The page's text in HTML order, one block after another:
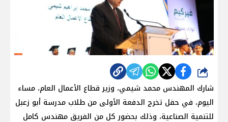
شارك
شارك المهندس محمد شيمي، وزير قطاع الأعمال العام، مساء
اليوم، في حفل تخرج الدفعة الأولى من طلاب مدرسة أبو زعبل
للتنمية الصناعية، وذلك بحضور كل من الفريق مهندس كامل